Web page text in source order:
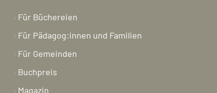
Für Büchereien
Für Pädagog:innen und Familien
Für Gemeinden
Buchpreis
Magazin